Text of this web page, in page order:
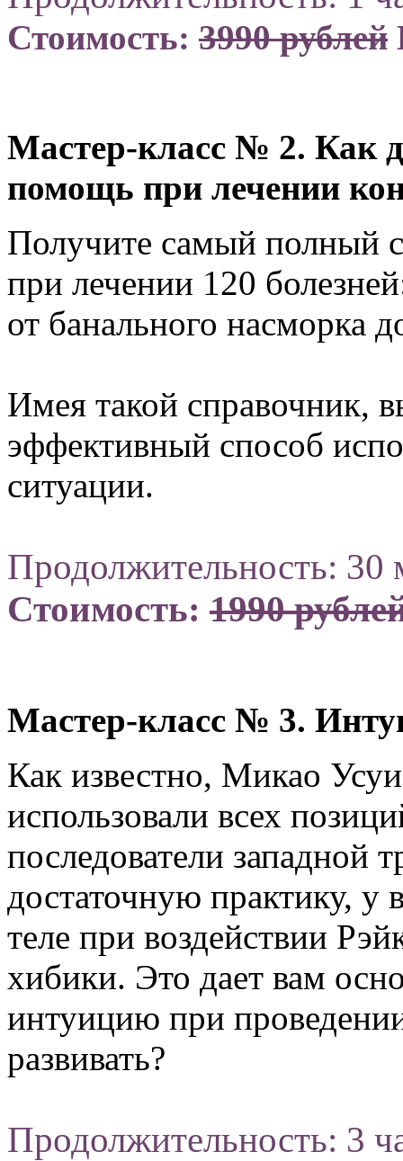
Стоимость: 3990 рублей
Мастер-класс № 2. Как
помощь при лечении
Получите самый полный
при лечении 120
от банального насморка
Имея такой справочник,
эффективный способ
ситуации.
Продолжительность: 30
Стоимость: 1990
Мастер-класс № 3.
Как известно, Микао
использовали всех
последователи западной
достаточную практику, у
теле при воздействии
хибики. Это дает вам
интуицию при
развивать?
Продолжительность: 3